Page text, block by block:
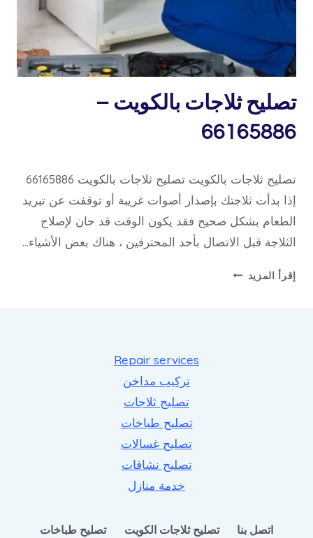
منازل
تصليح ثلاجات بالكويت –
66165886
repaircookers
تصليح ثلاجات بالكويت تصليح ثلاجات بالكويت 66165886
إذا بدأت ثلاجتك بإصدار أصوات غريبة أو توقفت عن تبريد
الطعام بشكل صحيح فقد يكون الوقت قد حان لإصلاح
الثلاجة قبل الاتصال بأحد المحترفين ، هناك بعض الأشياء…
إقرأ المزيد تصليح
Repair services
تركيب مداخن
تصليح ثلاجات
تصليح طباخات
تصليح غسالات
تصليح نشافات
خدمة منازل
اتصل بنا تصليح ثلاجات الكويت
تصليح طباخات